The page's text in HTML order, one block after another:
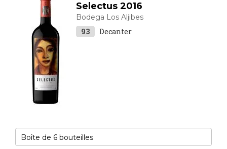
Selectus 2016
Bodega Los Aljibes
93 Decanter